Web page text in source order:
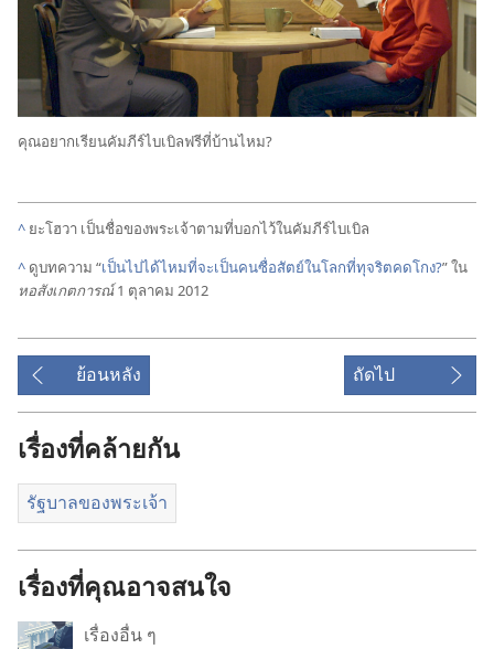
คุณอยากเรียนคัมภีร์ไบเบิลฟรีที่บ้านไหม?
^ ยะโฮวา เป็นชื่อของพระเจ้าตามที่บอกไว้ในคัมภีร์ไบเบิล
^ ดูบทความ “เป็นไปได้ไหมที่จะเป็นคนซื่อสัตย์ในโลกที่ทุจริตคดโกง?” ใน
หอสังเกตการณ์1 ตุลาคม 2012
ย้อนหลัง ถัดไป
เรื่องที่คล้ายกัน
รัฐบาลของพระเจ้า
เรื่องที่คุณอาจสนใจ
เรื่องอื่น ๆ